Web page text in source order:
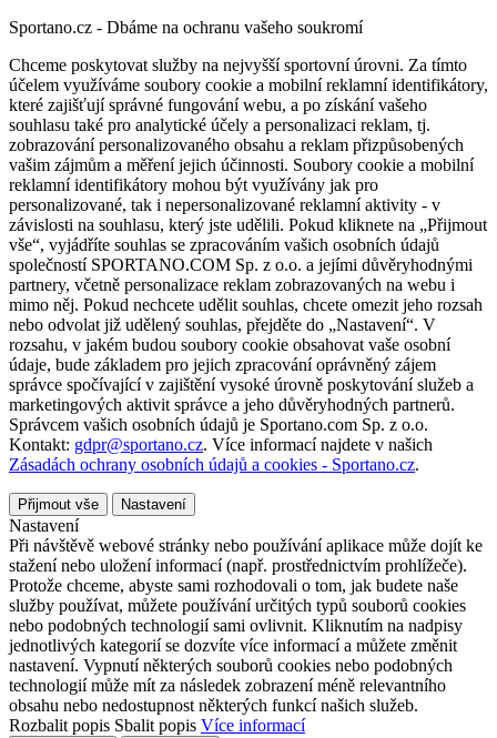
Sportano.cz - Dbáme na ochranu vašeho soukromí
Chceme poskytovat služby na nejvyšší sportovní úrovni. Za tímto
účelem využíváme soubory cookie a mobilní reklamní identifikátory,
které zajišťují správné fungování webu, a po získání vašeho
souhlasu také pro analytické účely a personalizaci reklam, tj.
zobrazování personalizovaného obsahu a reklam přizpůsobených
vašim zájmům a měření jejich účinnosti. Soubory cookie a mobilní
reklamní identifikátory mohou být využívány jak pro
personalizované, tak i nepersonalizované reklamní aktivity - v
závislosti na souhlasu, který jste udělili. Pokud kliknete na „Přijmout
vše“, vyjádříte souhlas se zpracováním vašich osobních údajů
společností SPORTANO.COM Sp. z o.o. a jejími důvěryhodnými
partnery, včetně personalizace reklam zobrazovaných na webu i
mimo něj. Pokud nechcete udělit souhlas, chcete omezit jeho rozsah
nebo odvolat již udělený souhlas, přejděte do „Nastavení“. V
rozsahu, v jakém budou soubory cookie obsahovat vaše osobní
údaje, bude základem pro jejich zpracování oprávněný zájem
správce spočívající v zajištění vysoké úrovně poskytování služeb a
marketingových aktivit správce a jeho důvěryhodných partnerů.
Správcem vašich osobních údajů je Sportano.com Sp. z o.o.
Kontakt: gdpr@sportano.cz. Více informací najdete v našich
Zásadách ochrany osobních údajů a cookies - Sportano.cz.
Přijmout vše Nastavení
Nastavení
Při návštěvě webové stránky nebo používání aplikace může dojít ke
stažení nebo uložení informací (např. prostřednictvím prohlížeče).
Protože chceme, abyste sami rozhodovali o tom, jak budete naše
služby používat, můžete používání určitých typů souborů cookies
nebo podobných technologií sami ovlivnit. Kliknutím na nadpisy
jednotlivých kategorií se dozvíte více informací a můžete změnit
nastavení. Vypnutí některých souborů cookies nebo podobných
technologií může mít za následek zobrazení méně relevantního
obsahu nebo nedostupnost některých funkcí našich služeb.
Rozbalit popis Sbalit popis Více informací